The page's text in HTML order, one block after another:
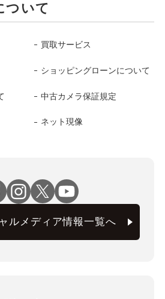
ついて
買取サービス
ショッピングローンについて
中古カメラ保証規定
ネット現像
ルメディア情報一覧へ